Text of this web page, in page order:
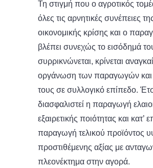
Τη στιγμή που ο αγροτικός
όλες τις αρνητικές συνέπειες
οικονομικής κρίσης και ο
βλέπει συνεχώς το εισόδημά
συρρικνώνεται, κρίνεται
οργάνωση των παραγωγών
τους σε συλλογικό επίπεδο.
διασφαλιστεί η παραγωγή
εξαιρετικής ποιότητας και κατ’
παραγωγή τελικού προϊόντος
προστιθέμενης αξίας με
πλεονέκτημα στην αγορά.